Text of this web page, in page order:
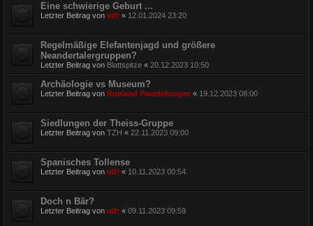
Eine schwierige Geburt ...
Letzter Beitrag von ulfr « 12.01.2024 23:20
Regelmäßige Elefantenjagd und größere
Neandertalergruppen?
Letzter Beitrag von Blattspitze « 20.12.2023 10:50
Archäologie vs Museum?
Letzter Beitrag von Roeland Paardekooper « 19.12.2023 08:00
Siedlungen der Theiss-Gruppe
Letzter Beitrag von TZH « 22.11.2023 09:00
Spanisches Tollense
Letzter Beitrag von ulfr « 10.11.2023 00:54
Doch n Bär?
Letzter Beitrag von ulfr « 09.11.2023 09:59